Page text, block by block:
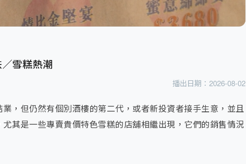
雪糕熱潮
播出日期： 2026-08-02
，但仍然有個別酒樓的第二代，或者新投資者接手生意，並且
其是一些專賣貴價特色雪糕的店舖相繼出現，它們的銷售情況